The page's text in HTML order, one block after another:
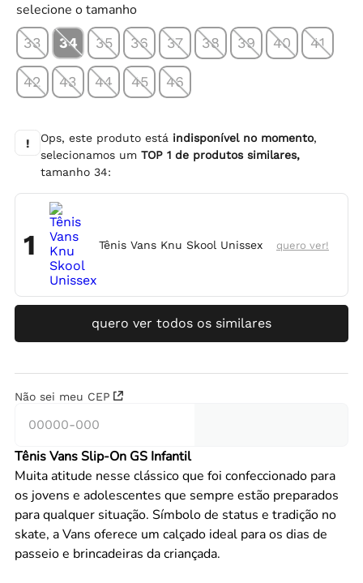
selecione o tamanho
33 34 35 36 37 38 39 40 41
42 43 44 45 46
! Ops, este produto está indisponível no momento,
selecionamos umTOP1 de produtos similares,
tamanho34:
1 Tênis Vans Knu Skool Unissex quero ver!
quero ver todos os similares
Não sei meu CEP
Tênis Vans Slip-On GS Infantil
Muita atitude nesse clássico que foi confeccionado para
os jovens e adolescentes que sempre estão preparados
para qualquer situação. Símbolo de status e tradição no
skate, a Vans oferece um calçado ideal para os dias de
passeio e brincadeiras da criançada.